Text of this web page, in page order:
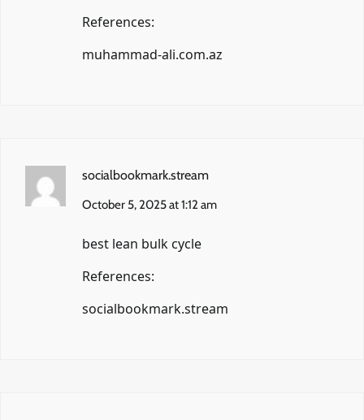
References:
muhammad-ali.com.az
socialbookmark.stream
October 5, 2025 at 1:12 am
best lean bulk cycle
References:
socialbookmark.stream